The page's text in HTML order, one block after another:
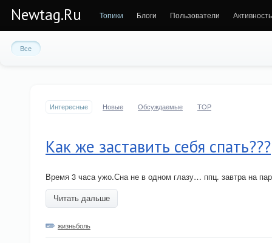
Newtag.Ru Топики Блоги Пользователи Активность
Все
Интересные Новые Обсуждаемые TOP
Как же заставить себя спать???
Время 3 часа ужо.Сна не в одном глазу… ппц. завтра на
Читать дальше
жизньболь